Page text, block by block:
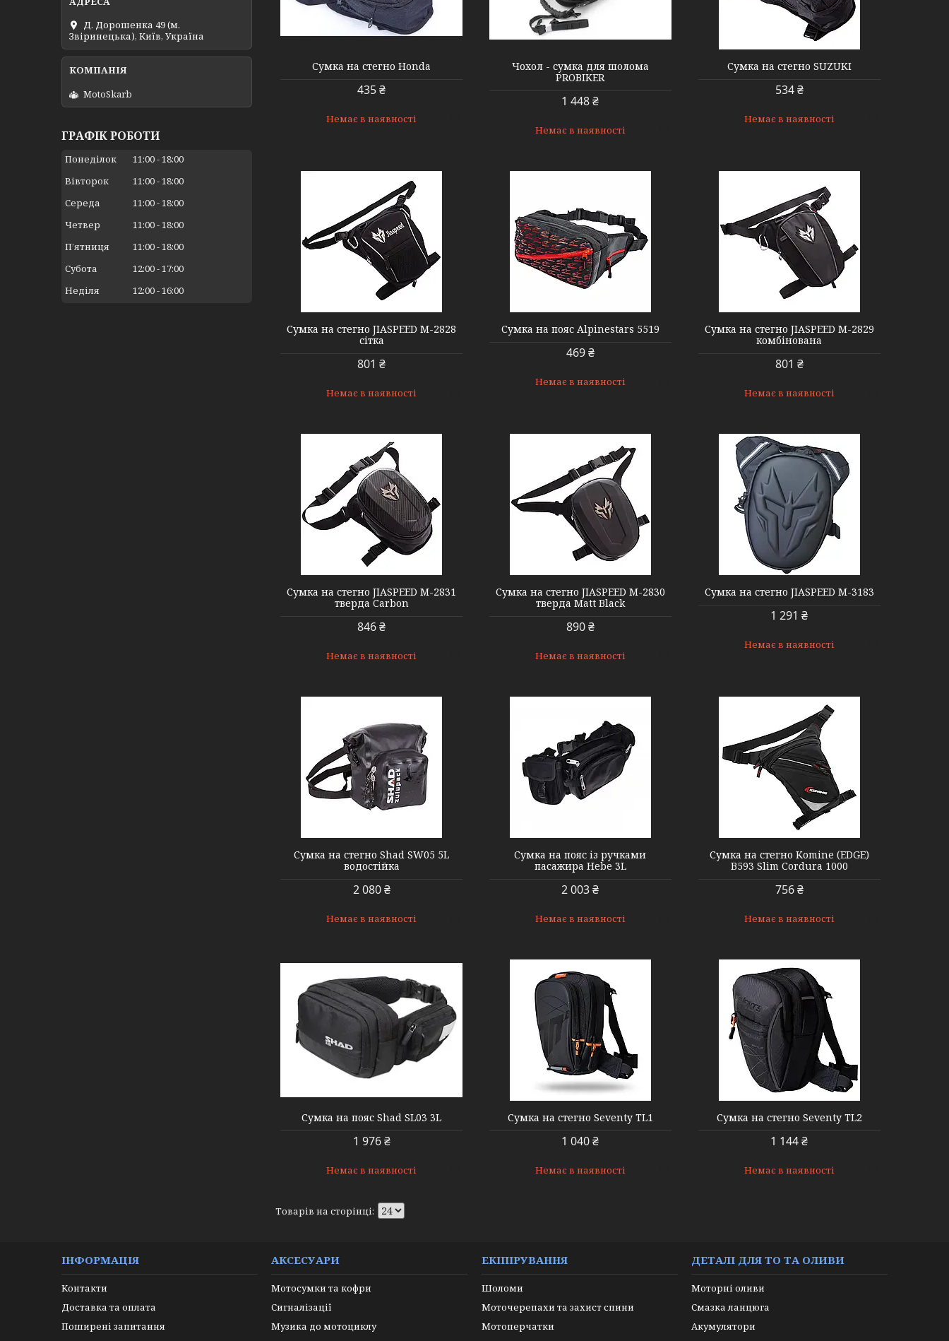
000003152
Сумка на стегно Honda
435 ₴
Немає в наявності
462086199
Чохол - сумка для шолома
PROBIKER
1 448 ₴
Немає в наявності
000003960
Сумка на стегно SUZUKI
534 ₴
Немає в наявності
000004048
Сумка на стегно JIASPEED M-2828
сітка
801 ₴
Немає в наявності
000003961
Сумка на пояс Alpinestars 5519
469 ₴
Немає в наявності
000004049
Сумка на стегно JIASPEED M-2829
комбінована
801 ₴
Немає в наявності
Сумка на стегно JIASPEED M-2831
тверда Carbon
846 ₴
Немає в наявності
000004050
Сумка на стегно JIASPEED M-2830
тверда Matt Black
890 ₴
Немає в наявності
000004220
Сумка на стегно JIASPEED M-3183
1 291 ₴
Немає в наявності
Сумка на стегно Shad SW05 5L
водостійка
2 080 ₴
Немає в наявності
000005025
Сумка на пояс із ручками
пасажира Hebe 3L
2 003 ₴
Немає в наявності
Сумка на стегно Komine (EDGE)
B593 Slim Cordura 1000
756 ₴
Немає в наявності
Сумка на пояс Shad SL03 3L
1 976 ₴
Немає в наявності
000006264
Сумка на стегно Seventy TL1
1 040 ₴
Немає в наявності
000006265
Сумка на стегно Seventy TL2
1 144 ₴
Немає в наявності
Д. Дорошенка 49 (м.
Звіринецька), Київ, Україна
MotoSkarb
ГРАФІК РОБОТИ
Понеділок 11:00 18:00
Вівторок
11:00 18:00
Середа
11:00 18:00
Четвер
11:00 18:00
Пʼятниця
11:00 18:00
Субота
12:00 17:00
Неділя
12:00 16:00
ІНФОРМАЦІЯ
Контакти
Доставка та оплата
Поширені запитання
АКСЕСУАРИ
Мотосумки та кофри
Сигналізації
Музика до мотоциклу
ЕКІПІРУВАННЯ
Шоломи
Моточерепахи та захист спини
Мотоперчатки
ДЕТАЛІ ДЛЯ ТО ТА ОЛИВИ
Моторні оливи
Смазка ланцюга
Акумулятори